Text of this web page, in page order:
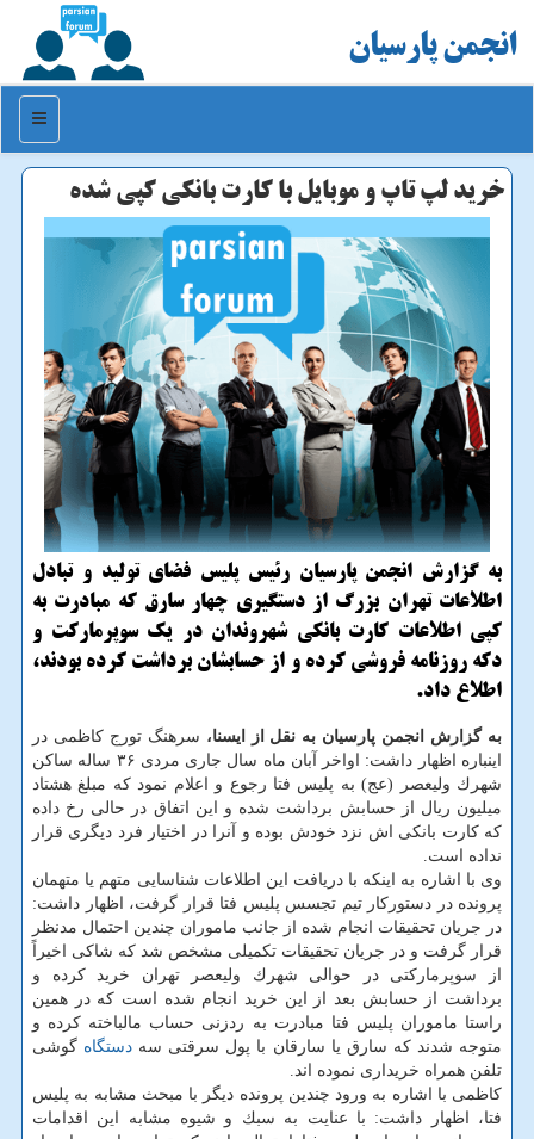
انجمن پارسیان
منو
خرید لپ تاپ و موبایل با كارت بانكی كپی شده
به گزارش انجمن پارسیان رئیس پلیس فضای تولید و تبادل
اطلاعات تهران بزرگ از دستگیری چهار سارق كه مبادرت به
كپی اطلاعات كارت بانكی شهروندان در یك سوپرماركت و
دكه روزنامه فروشی كرده و از حسابشان برداشت كرده بودند،
اطلاع داد.
به گزارش انجمن پارسیان به نقل از ایسنا، سرهنگ تورج كاظمی در
اینباره اظهار داشت: اواخر آبان ماه سال جاری مردی ۳۶ ساله ساكن
شهرك ولیعصر (عج) به پلیس فتا رجوع و اعلام نمود كه مبلغ هشتاد
میلیون ریال از حسابش برداشت شده و این اتفاق در حالی رخ داده
كه كارت بانكی اش نزد خودش بوده و آنرا در اختیار فرد دیگری قرار
نداده است.
وی با اشاره به اینكه با دریافت این اطلاعات شناسایی متهم یا متهمان
پرونده در دستوركار تیم تجسس پلیس فتا قرار گرفت، اظهار داشت:
در جریان تحقیقات انجام شده از جانب ماموران چندین احتمال مدنظر
قرار گرفت و در جریان تحقیقات تكمیلی مشخص شد كه شاكی اخیراً
از سوپرماركتی در حوالی شهرك ولیعصر تهران خرید كرده و
برداشت از حسابش بعد از این خرید انجام شده است كه در همین
راستا ماموران پلیس فتا مبادرت به ردزنی حساب مالباخته كرده و
متوجه شدند كه سارق یا سارقان با پول سرقتی سه دستگاه گوشی
تلفن همراه خریداری نموده اند.
كاظمی با اشاره به ورود چندین پرونده دیگر با مبحث مشابه به پلیس
فتا، اظهار داشت: با عنایت به سبك و شیوه مشابه این اقدامات